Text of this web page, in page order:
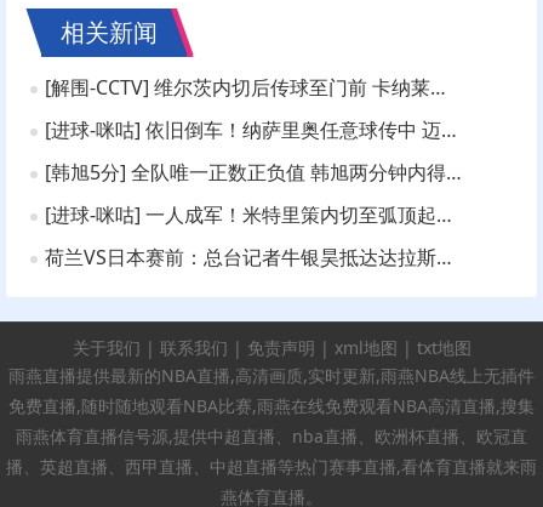
相关新闻
[解围-CCTV] 维尔茨内切后传球至门前 卡纳莱极限解围
[进球-咪咕] 依旧倒车！纳萨里奥任意球传中 迈达纳头槌破荒
[韩旭5分] 全队唯一正数正负值 韩旭两分钟内得到5分
[进球-咪咕] 一人成军！米特里策内切至弧顶起脚直挂死角
荷兰VS日本赛前：总台记者牛银昊抵达达拉斯球场
关于我们 | 联系我们 | 免责声明 | xml地图 | txt地图
雨燕直播提供最新的NBA直播,高清画质,实时更新,雨燕NBA线上无插件
免费直播,随时随地观看NBA比赛,雨燕在线免费观看NBA高清直播,搜集
雨燕体育直播信号源,提供中超直播、nba直播、欧洲杯直播、欧冠直
播、英超直播、西甲直播、中超直播等热门赛事直播,看体育直播就来雨
燕体育直播。